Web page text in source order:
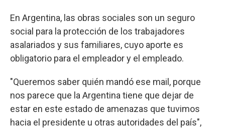
En Argentina, las obras sociales son un seguro
social para la protección de los trabajadores
asalariados y sus familiares, cuyo aporte es
obligatorio para el empleador y el empleado.
"Queremos saber quién mandó ese mail, porque
nos parece que la Argentina tiene que dejar de
estar en este estado de amenazas que tuvimos
hacia el presidente u otras autoridades del país",